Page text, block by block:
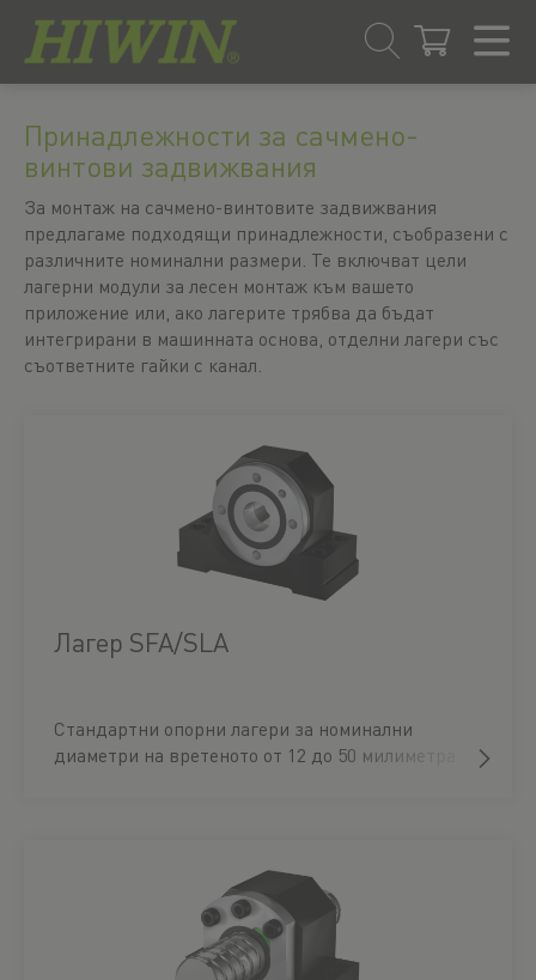
към
съдържанието
към
менюто
навигация
Принадлежности за сачмено-
винтови задвижвания
За монтаж на сачмено-винтовите задвижвания
предлагаме подходящи принадлежности, съобразени с
различните номинални размери. Те включват цели
лагерни модули за лесен монтаж към вашето
приложение или, ако лагерите трябва да бъдат
интегрирани в машинната основа, отделни лагери със
съответните гайки с канал.
Лагер SFA/SLA
Стандартни опорни лагери за номинални
диаметри на вретеното от 12 до 50 милиметра